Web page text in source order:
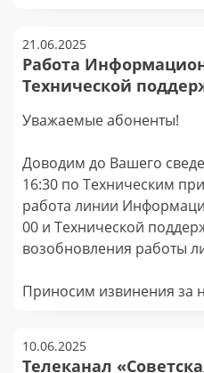
21.06.2025
Работа
Технической
Уважаемые абоненты!
Доводим до Вашего
16:30 по Техническим
работа линии
00 и Технической
возобновления работы
Приносим извинения за
10.06.2025
Телеканал